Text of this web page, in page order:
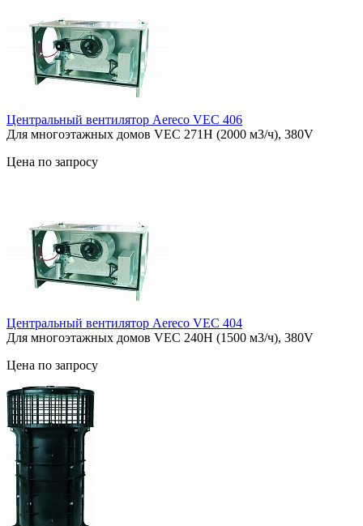
Центральный вентилятор Aereco VEC 406
Для многоэтажных домов VEC 271H (2000 м3/ч), 380V
Цена по запросу
Центральный вентилятор Aereco VEC 404
Для многоэтажных домов VEC 240H (1500 м3/ч), 380V
Цена по запросу